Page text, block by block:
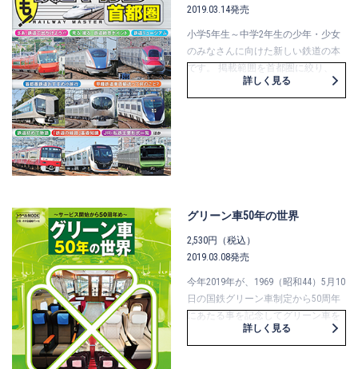
2019.03.14発売
小学5年生～中学2年生の少年・少女
のみなさんに向けた新しい鉄道の本
です。 掲載範囲を首都圏に絞り、
「乗る・見る・撮る・知る」をキー
ワードに読者層に合わせながらも、
詳しく見る
グリーン車50年の世界
2,530円（税込）
2019.03.08発売
今年2019年が、1969（昭和44）5月10
日の国鉄グリーン車制定から50周年
にあたる事を記念してグリーン車を
テーマとしたトラベルＭＯＯＫを発
刊しました。 １・２等時代から繋が
詳しく見る